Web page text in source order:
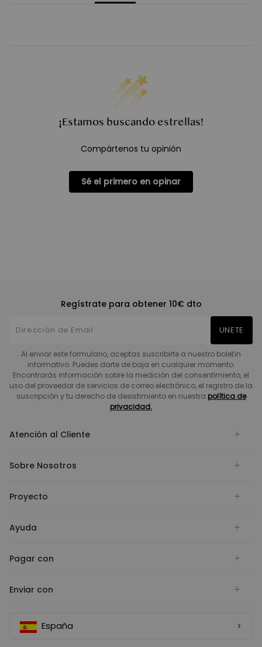
¡Estamos buscando estrellas!
Compártenos tu opinión
Sé el primero en opinar
Regístrate para obtener 10€ dto
UNETE
Al enviar este formulario, aceptas suscribirte a nuestro boletín
informativo. Puedes darte de baja en cualquier momento.
Encontrarás información sobre la medición del consentimiento, el
uso del proveedor de servicios de correo electrónico, el registro de la
suscripción y tu derecho de desistimiento en nuestra política de
privacidad.
Atención al Cliente
Sobre Nosotros
Proyecto
Ayuda
Pagar con
Enviar con
España